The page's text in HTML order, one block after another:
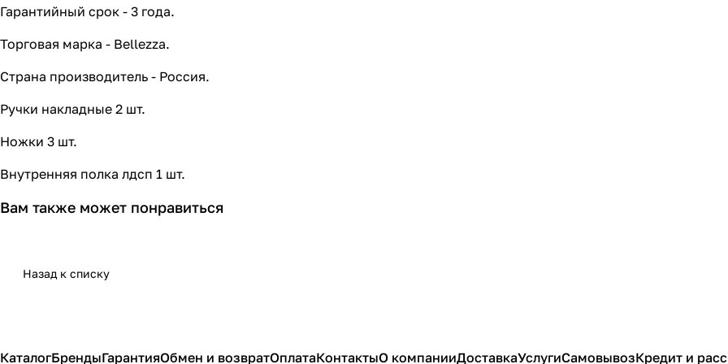
Гарантийный срок - 3 года.
Торговая марка - Bellezza.
Страна производитель - Россия.
Ручки накладные 2 шт.
Ножки 3 шт.
Внутренняя полка лдсп 1 шт.
Вам также может понравиться
Назад к списку
КаталогБрендыГарантияОбмен и возвратОплатаКонтактыО компанииДоставкаУслугиСамовывозКредит и